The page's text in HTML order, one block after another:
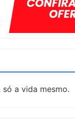
só a vida mesmo.